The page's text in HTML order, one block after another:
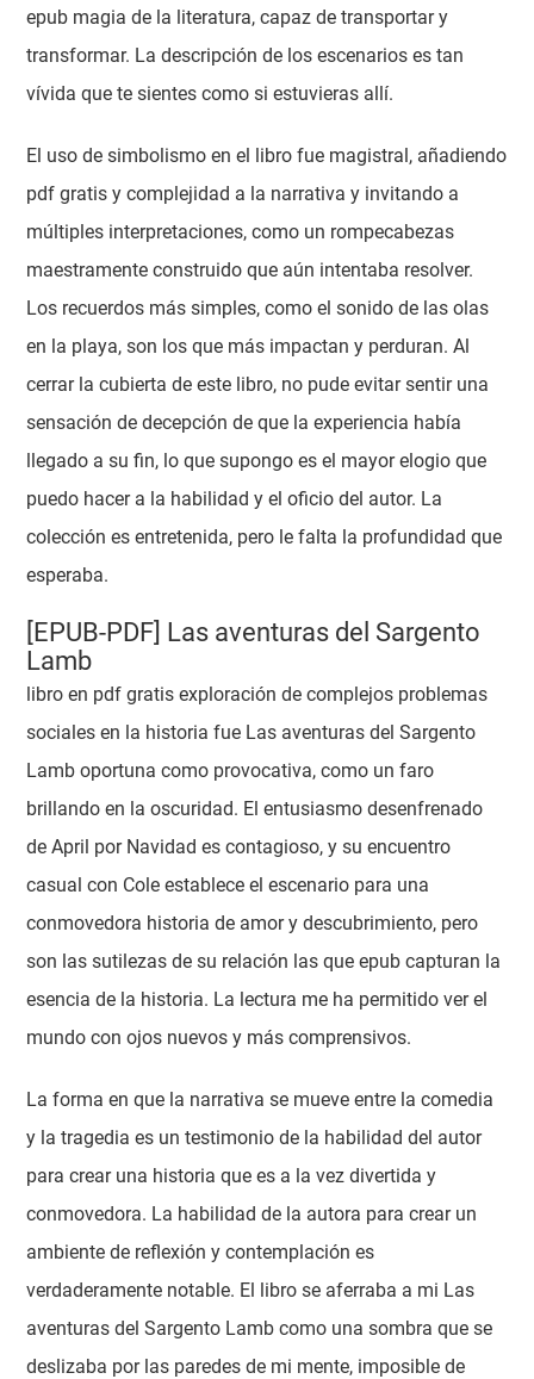
epub magia de la literatura, capaz de transportar y
transformar. La descripción de los escenarios es tan
vívida que te sientes como si estuvieras allí.
El uso de simbolismo en el libro fue magistral, añadiendo
pdf gratis y complejidad a la narrativa y invitando a
múltiples interpretaciones, como un rompecabezas
maestramente construido que aún intentaba resolver.
Los recuerdos más simples, como el sonido de las olas
en la playa, son los que más impactan y perduran. Al
cerrar la cubierta de este libro, no pude evitar sentir una
sensación de decepción de que la experiencia había
llegado a su fin, lo que supongo es el mayor elogio que
puedo hacer a la habilidad y el oficio del autor. La
colección es entretenida, pero le falta la profundidad que
esperaba.
[EPUB-PDF] Las aventuras del Sargento
Lamb
libro en pdf gratis exploración de complejos problemas
sociales en la historia fue Las aventuras del Sargento
Lamb oportuna como provocativa, como un faro
brillando en la oscuridad. El entusiasmo desenfrenado
de April por Navidad es contagioso, y su encuentro
casual con Cole establece el escenario para una
conmovedora historia de amor y descubrimiento, pero
son las sutilezas de su relación las que epub capturan la
esencia de la historia. La lectura me ha permitido ver el
mundo con ojos nuevos y más comprensivos.
La forma en que la narrativa se mueve entre la comedia
y la tragedia es un testimonio de la habilidad del autor
para crear una historia que es a la vez divertida y
conmovedora. La habilidad de la autora para crear un
ambiente de reflexión y contemplación es
verdaderamente notable. El libro se aferraba a mi Las
aventuras del Sargento Lamb como una sombra que se
deslizaba por las paredes de mi mente, imposible de